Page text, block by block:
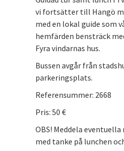
vi fortsätter till Hangö
med en lokal guide som
hemfärden bensträck
Fyra vindarnas hus.
Bussen avgår från
parkeringsplats.
Referensummer: 2668
Pris: 50 €
OBS! Meddela
med tanke på lunchen